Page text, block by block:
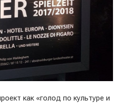
как «голод по культуре и